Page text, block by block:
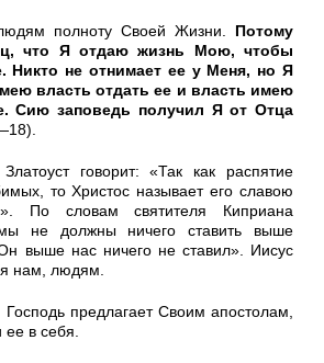
полноту Своей Жизни. Потому
что Я отдаю жизнь Мою, чтобы
Никто не отнимает ее у Меня, но Я
власть отдать ее и власть имею
Сию запо­ведь получил Я от Отца
говорит: «Так как распятие
то Христос называет его славою
словам святителя Киприана
не должны ничего ставить выше
выше нас ничего не ставил». Иисус
нам, людям.
предлагает Своим апостолам,
ее в себя.